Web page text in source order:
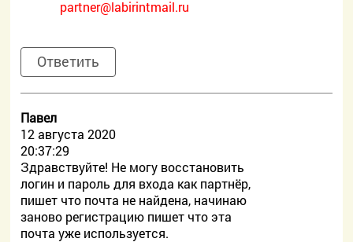
partner@labirintmail.ru
Ответить
Павел
12 августа 2020
20:37:29
Здравствуйте! Не могу восстановить
логин и пароль для входа как партнёр,
пишет что почта не найдена, начинаю
заново регистрацию пишет что эта
почта уже используется.